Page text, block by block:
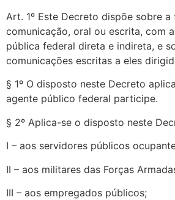
Art. 1º Este Decreto dispõe sobre
comunicação, oral ou escrita, com
pública federal direta e indireta, e
comunicações escritas a eles
§ 1º O disposto neste Decreto
agente público federal participe.
§ 2º Aplica-se o disposto neste
I – aos servidores públicos
II – aos militares das Forças
III – aos empregados públicos;